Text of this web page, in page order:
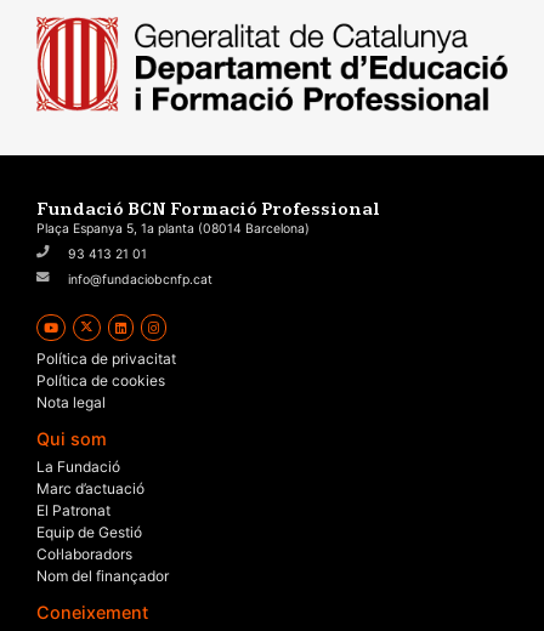
Fundació BCN Formació Professional
Plaça Espanya 5, 1a planta (08014 Barcelona)
93 413 21 01
info@fundaciobcnfp.cat
Política de privacitat
Política de cookies
Nota legal
Qui som
La Fundació
Marc d’actuació
El Patronat
Equip de Gestió
Col·laboradors
Nom del finançador
Coneixement